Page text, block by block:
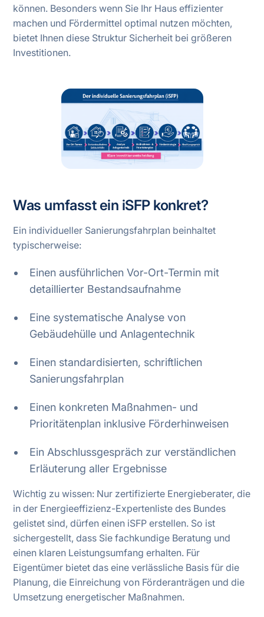
können. Besonders wenn Sie Ihr Haus effizienter
machen und Fördermittel optimal nutzen möchten,
bietet Ihnen diese Struktur Sicherheit bei größeren
Investitionen.
Was umfasst ein iSFP konkret?
Ein individueller Sanierungsfahrplan beinhaltet
typischerweise:
Einen ausführlichen Vor-Ort-Termin mit
detaillierter Bestandsaufnahme
Eine systematische Analyse von
Gebäudehülle und Anlagentechnik
Einen standardisierten, schriftlichen
Sanierungsfahrplan
Einen konkreten Maßnahmen- und
Prioritätenplan inklusive Förderhinweisen
Ein Abschlussgespräch zur verständlichen
Erläuterung aller Ergebnisse
Wichtig zu wissen: Nur zertifizierte Energieberater, die
in der Energieeffizienz-Expertenliste des Bundes
gelistet sind, dürfen einen iSFP erstellen. So ist
sichergestellt, dass Sie fachkundige Beratung und
einen klaren Leistungsumfang erhalten. Für
Eigentümer bietet das eine verlässliche Basis für die
Planung, die Einreichung von Förderanträgen und die
Umsetzung energetischer Maßnahmen.